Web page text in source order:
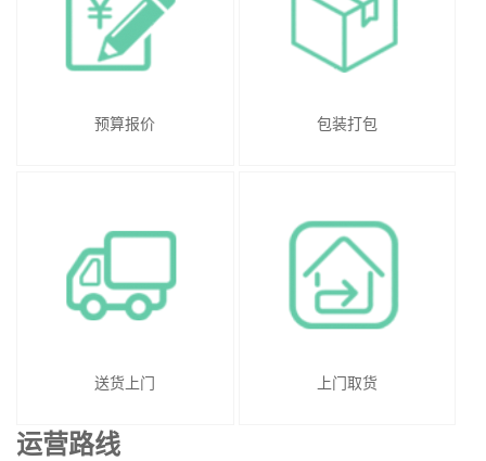
预算报价 包装打包
送货上门 上门取货
运营路线